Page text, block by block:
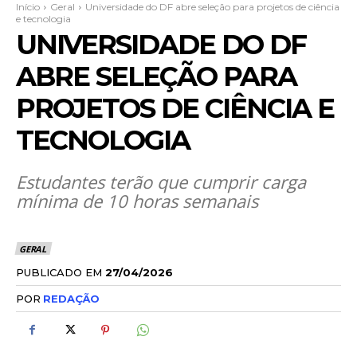
Início Geral
Universidade do DF abre seleção para projetos de ciência
e tecnologia
UNIVERSIDADE DO DF
ABRE SELEÇÃO PARA
PROJETOS DE CIÊNCIA E
TECNOLOGIA
Estudantes terão que cumprir carga
mínima de 10 horas semanais
GERAL
PUBLICADO EM 27/04/2026
POR REDAÇÃO